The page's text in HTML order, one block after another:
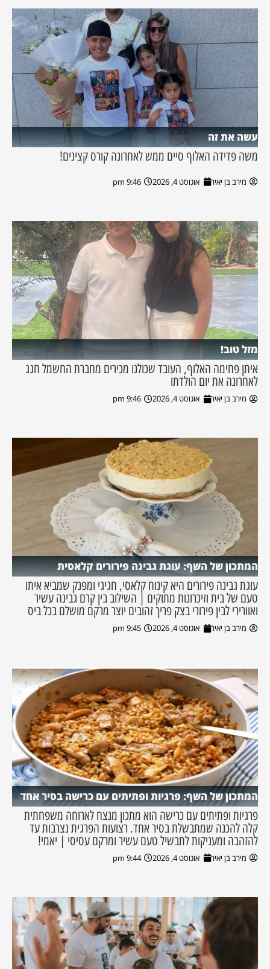
עשה את זה
משה פדידה האלוף סיים ממש לאחרונה קורס קצינים!
מירב בן יאיר אוגוסט 4, 2026 9:46 pm
מזל טוב!
איתן פחימה האלוף, העובד שכולנו מכירים מחברת החשמל חגג
לאחרונה את יום הולדתו
מירב בן יאיר אוגוסט 4, 2026 9:46 pm
המתכון של השף: עוגת גבינה פירורים קלאסית
עוגת גבינה פירורים היא קינוח קלאסי, חגיגי ומפנק שמביא איתו
טעם של בית וזיכרונות מתוקים | השילוב בין קרם גבינה עשיר
ואוורירי לבין פירורי בצק פריך זהובים יוצר מרקם מושלם בכל ביס
מירב בן יאיר אוגוסט 4, 2026 9:45 pm
המתכון של השף: פרגיות ופתיתים עם כרישה בסיר אחד
פרגיות ופתיתים עם כרישה הוא מתכון מנצח לארוחה משפחתית
קלה להכנה שמתבשלת בסיר אחד. רצועות הפרגית נצרבות עד
להזהבה ומעניקות לתבשיל טעם עשיר ומרקם עסיסי | יאמי!
מירב בן יאיר אוגוסט 4, 2026 9:44 pm